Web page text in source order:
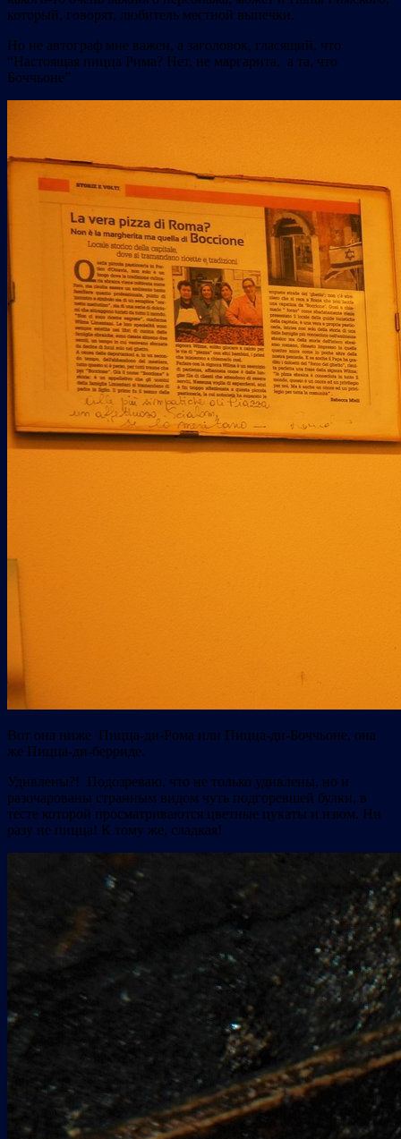
который, говорят, любитель местной выпечки.
Но не автограф мне важен, а заголовок, гласящий, что
“Настоящая пицца Рима? Нет, не маргарита, а та, что
Боччьоне”
Вот она ниже Пицца-ди-Рома или Пицца-ди-Боччьоне, она
же Пицца-ди-берриде.
Удивлены?! Подозреваю, что не только удивлены, но и
разочарованы странным видом чуть подгоревшей булки, в
тесте которой просматриваются цветные цукаты и изюм. Ни
разу не пицца! К тому же, сладкая!